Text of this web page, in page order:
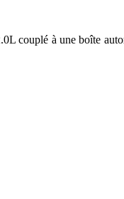
couplé à une boîte